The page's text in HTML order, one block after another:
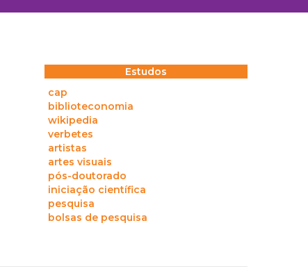
Estudos
cap
biblioteconomia
wikipedia
verbetes
artistas
artes visuais
pós-doutorado
iniciação científica
pesquisa
bolsas de pesquisa